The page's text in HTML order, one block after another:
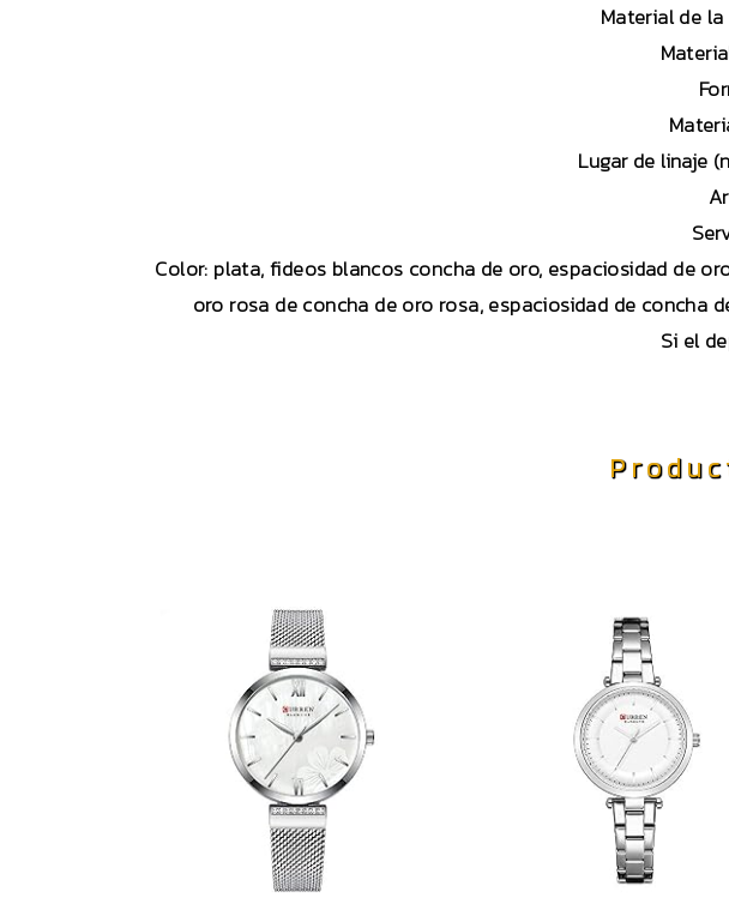
Material de
Lugar de linaje
Color: plata, fideos blancos concha de oro, espaciosidad de
oro rosa de concha de oro rosa, espaciosidad de concha
Si el